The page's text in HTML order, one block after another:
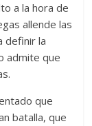
a la hora de
allende las
definir la
admite que
que
batalla, que